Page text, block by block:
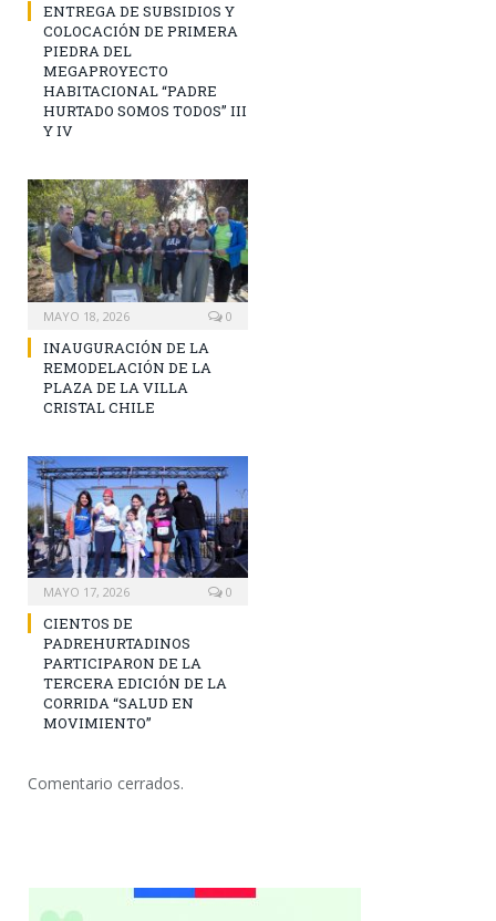
ENTREGA DE SUBSIDIOS Y
COLOCACIÓN DE PRIMERA
PIEDRA DEL
MEGAPROYECTO
HABITACIONAL “PADRE
HURTADO SOMOS TODOS” III
Y IV
MAYO 18, 2026 0
INAUGURACIÓN DE LA
REMODELACIÓN DE LA
PLAZA DE LA VILLA
CRISTAL CHILE
MAYO 17, 2026 0
CIENTOS DE
PADREHURTADINOS
PARTICIPARON DE LA
TERCERA EDICIÓN DE LA
CORRIDA “SALUD EN
MOVIMIENTO”
Comentario cerrados.